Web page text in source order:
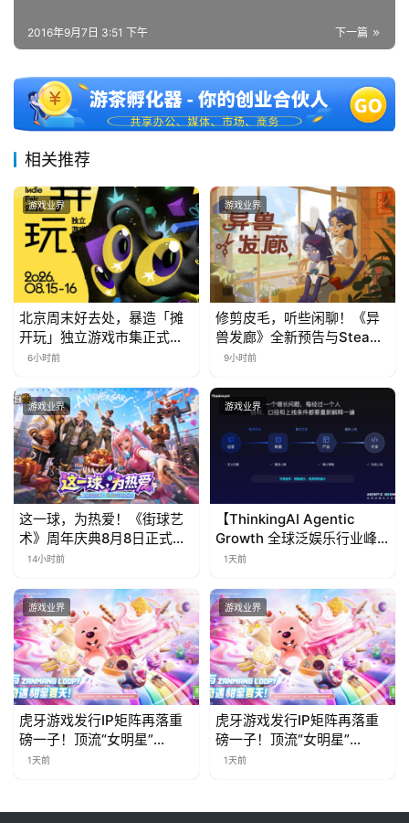
下一篇
2016年9月7日 3:51 下午
相关推荐
游戏业界
北京周末好去处，暴造「摊
开玩」独立游戏市集正式开
票！
6小时前
游戏业界
修剪皮毛，听些闲聊！《异
兽发廊》全新预告与Steam
免费试玩公开
9小时前
游戏业界
这一球，为热爱！《街球艺
术》周年庆典8月8日正式上
线，多重福利与全新内容同
14小时前
游戏业界
【ThinkingAI Agentic
Growth 全球泛娱乐行业峰
会】Agent 时代，人到底负
1天前
游戏业界
虎牙游戏发行IP矩阵再落重
磅一子！顶流“女明星”
ZANMANG LOOPY 正版3D
1天前
游戏业界
虎牙游戏发行IP矩阵再落重
磅一子！顶流“女明星”
ZANMANG LOOPY 正版3D
1天前